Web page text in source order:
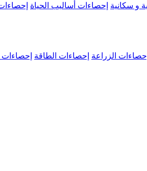
و سكانية إحصاءات أساليب الحياة
إحصاءات الزراعة إحصاءات الطاقة إحصاءات